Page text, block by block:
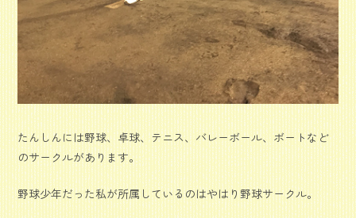
たんしんには野球、卓球、テニス、バレーボール、ボートなど
のサークルがあります。
野球少年だった私が所属しているのはやはり野球サークル。